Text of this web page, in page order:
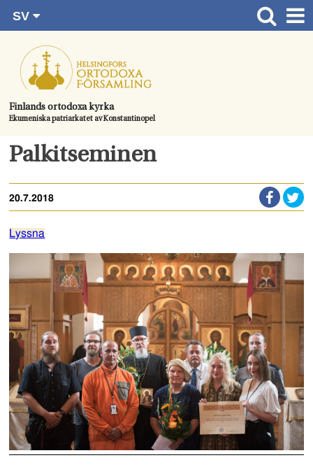
direkt
innehållet.
Finlands ortodoxa kyrka
Ekumeniska patriarkatet av Konstantinopel
SV
RU
EN
UA
Huvudsida
Gudstjänster
Kom med
Kontaktuppgifter
Bröllop
Begravningen
Palkitseminen
20.7.2018
Lyssna